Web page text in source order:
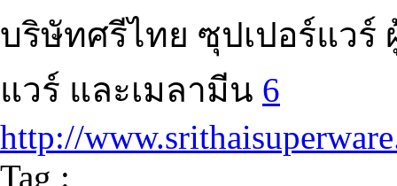
บริษัทศรีไทย ซุปเปอร์แว
แวร์ และเมลามีน 6
http://
Tag :